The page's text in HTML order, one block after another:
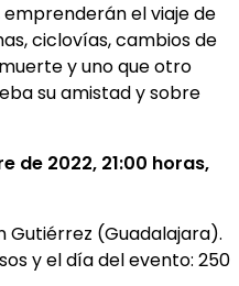
el viaje de
ciclovías, cambios de
y uno que otro
su amistad y sobre
de 2022, 21:00 horas,
Gutiérrez (Guadalajara).
y el día del evento: 250